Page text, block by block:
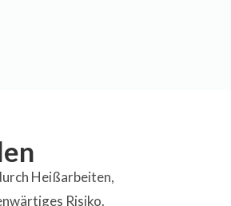
Heißarbeiten,
Risiko.